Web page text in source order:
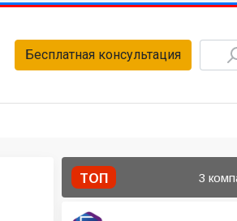
Бесплатная консультация
ТОП 3